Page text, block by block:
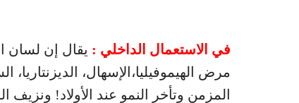
في الاستعمال الداخلي : يقال إن لسان
مرض الهيموفيليا،الإسهال، الديزنتاريا،
المزمن وتأخر النمو عند الأولاد! ونزيف